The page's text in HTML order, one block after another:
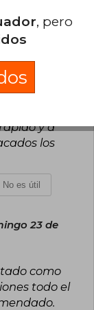
No es útil
de Junio,
de la foto
y a
los
No es útil
23 de
como
todo el
, pero